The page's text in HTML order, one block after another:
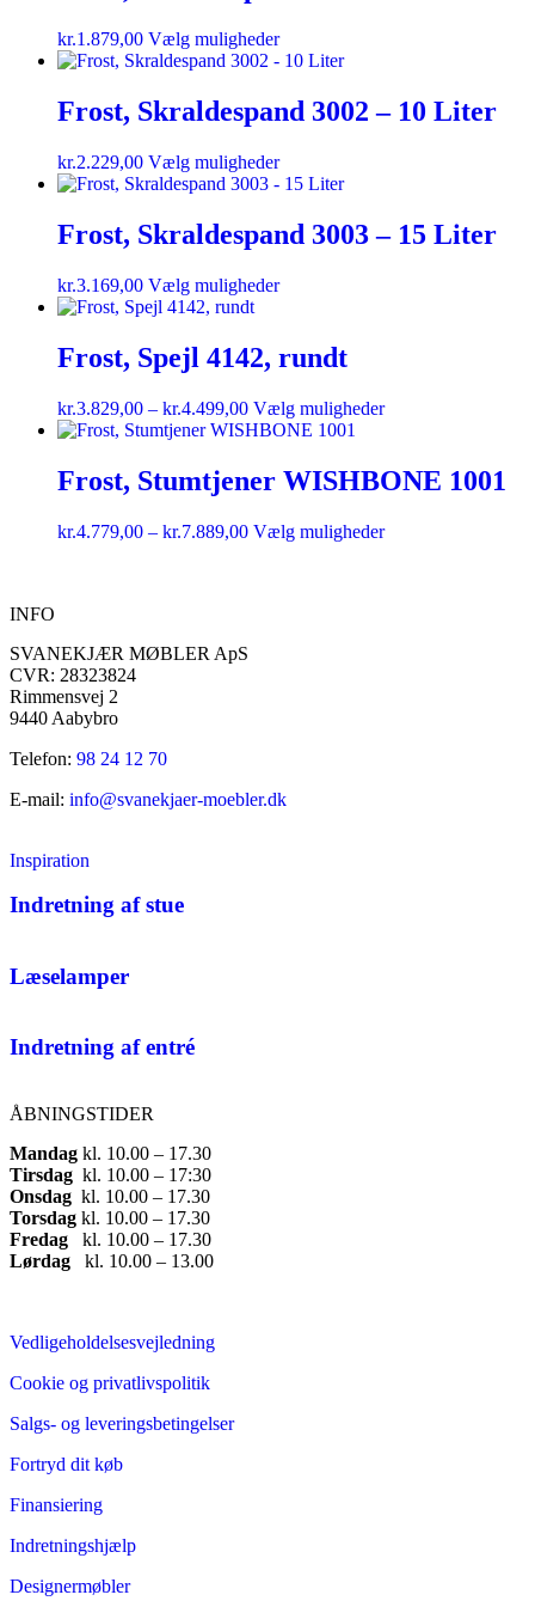
kr.1.879,00 Vælg muligheder
Frost, Skraldespand 3002 – 10 Liter
kr.2.229,00 Vælg muligheder
Frost, Skraldespand 3003 – 15 Liter
kr.3.169,00 Vælg muligheder
Frost, Spejl 4142, rundt
kr.3.829,00 – kr.4.499,00 Vælg muligheder
Frost, Stumtjener WISHBONE 1001
kr.4.779,00 – kr.7.889,00 Vælg muligheder
INFO
SVANEKJÆR MØBLER ApS
CVR: 28323824
Rimmensvej 2
9440 Aabybro
Telefon: 98 24 12 70
E-mail: info@svanekjaer-moebler.dk
Inspiration
Indretning af stue
Læselamper
Indretning af entré
ÅBNINGSTIDER
Mandag ​ kl. 10.00 – 17.30​
Tirsdag ​ kl. 10.00 – 17:30​
Onsdag ​ kl. 10.00 – 17.30​
Torsdag ​ kl. 10.00 – 17.30​
Fredag ​ kl. 10.00 – 17.30​
Lørdag ​ kl. 10.00 – 13.00
Vedligeholdelsesvejledning
Cookie og privatlivspolitik
Salgs- og leveringsbetingelser
Fortryd dit køb
Finansiering
Indretningshjælp
Designermøbler